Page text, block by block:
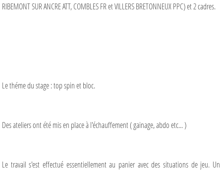
RIBEMONT SUR ANCRE ATT, COMBLES FR et VILLERS BRETONNEUX PPC) et 2 cadres.
Le théme du stage : top spin et bloc.
Des ateliers ont été mis en place à l'échauffement ( gainage, abdo etc... )
Le travail s'est effectué essentiellement au panier avec des situations de jeu. Un